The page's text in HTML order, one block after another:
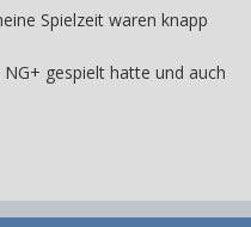
Spielzeit waren knapp
gespielt hatte und auch